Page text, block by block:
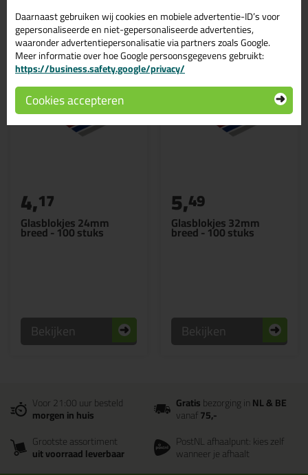
Gerelateerde producten
Glasblokjes 24mm
breed - 100 stuks
4,17
Bekijken
Glasblokjes 32mm
breed - 100 stuks
5,49
Bekijken
Voor 21:00 uur besteld
morgen in huis
Gratisbezorging inNL & BE
vanaf75,-
Grootste assortiment
uit voorraad leverbaar
PostNL afhaalpunt: kies zelf
wanneer je afhaalt
Daarnaast gebruiken wij cookies en mobiele advertentie-ID’s voor
gepersonaliseerde en niet-gepersonaliseerde advertenties,
waaronder advertentiepersonalisatie via partners zoals Google.
Meer informatie over hoe Google persoonsgegevens gebruikt:
https://business.safety.google/privacy/
Cookies accepteren